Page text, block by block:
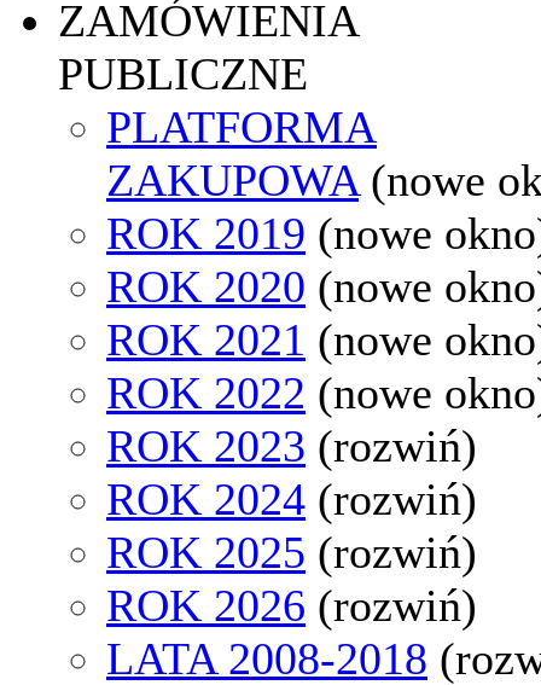
ZAMÓWIENIA
PUBLICZNE
PLATFORMA
ZAKUPOWA (nowe
ROK 2019 (nowe
ROK 2020 (nowe
ROK 2021 (nowe
ROK 2022 (nowe
ROK 2023 (rozwiń)
ROK 2024 (rozwiń)
ROK 2025 (rozwiń)
ROK 2026 (rozwiń)
LATA 2008-2018